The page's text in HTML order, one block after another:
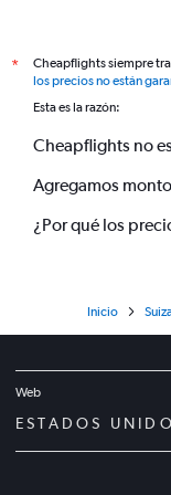
*
Cheapflights siempre
los precios no están
Esta es la razón:
Cheapflights no
Agregamos
¿Por qué los
Inicio
Web
ESTADOS